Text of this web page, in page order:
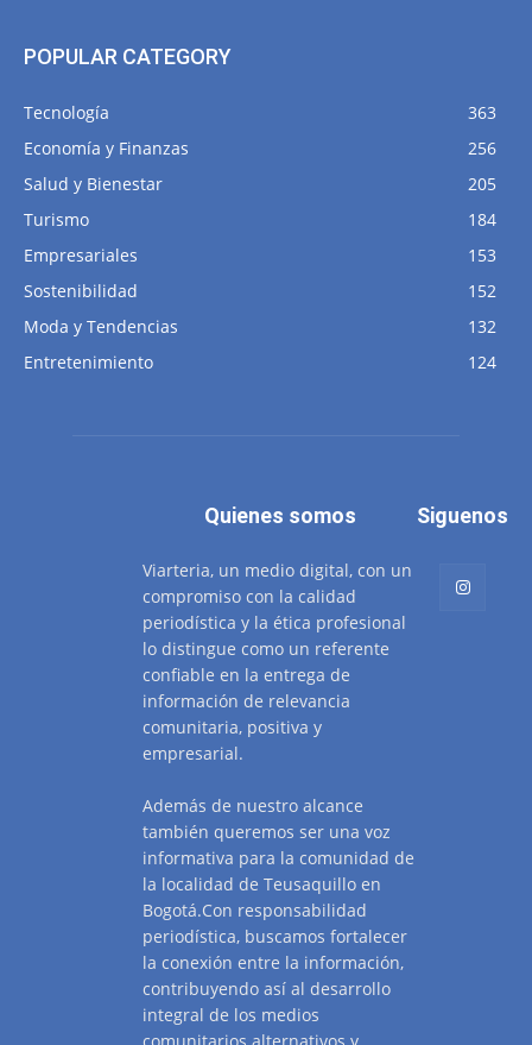
POPULAR CATEGORY
Tecnología
363
Economía y Finanzas
256
Salud y Bienestar
205
Turismo
184
Empresariales
153
Sostenibilidad
152
Moda y Tendencias
132
Entretenimiento
124
Quienes somos
Viarteria, un medio digital, con un
compromiso con la calidad
periodística y la ética profesional
lo distingue como un referente
confiable en la entrega de
información de relevancia
comunitaria, positiva y
empresarial.
Además de nuestro alcance
también queremos ser una voz
informativa para la comunidad de
la localidad de Teusaquillo en
Bogotá.Con responsabilidad
periodística, buscamos fortalecer
la conexión entre la información,
contribuyendo así al desarrollo
integral de los medios
Siguenos